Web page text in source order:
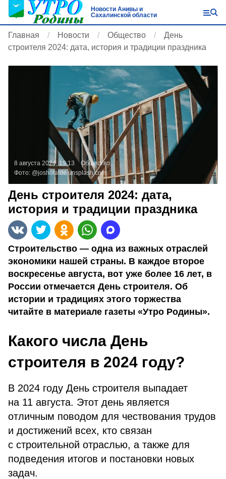
Новости Анивы и
Сахалинской области
Главная Новости Общество
День
строителя 2024: дата, история и традиции праздника
8 августа 2024, 19:13
Общество
Фото: @josholalde unsplash.com
День строителя 2024: дата,
история и традиции праздника
Строительство — одна из важных отраслей
экономики нашей страны. В каждое второе
воскресенье августа, вот уже более 16 лет, в
России отмечается День строителя. Об
истории и традициях этого торжества
читайте в материале газеты «Утро Родины».
Какого числа День
строителя в 2024 году?
В 2024 году День строителя выпадает
на 11 августа. Этот день является
отличным поводом для чествования трудов
и достижений всех, кто связан
с строительной отраслью, а также для
подведения итогов и постановки новых
задач.